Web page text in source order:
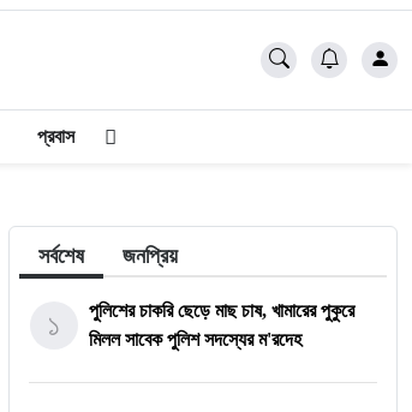
প্রবাস
সর্বশেষ জনপ্রিয়
১
পুলিশের চাকরি ছেড়ে মাছ চাষ, খামারের পুকুরে
মিলল সাবেক পুলিশ সদস্যের ম'রদেহ